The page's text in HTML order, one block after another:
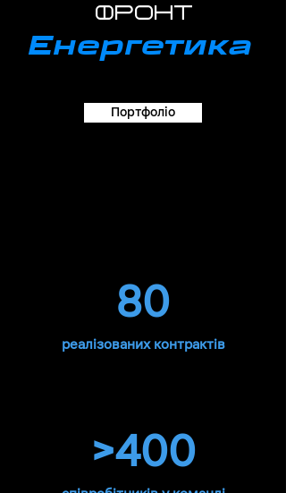
фронт
Енергетика
Портфоліо
80
реалізованих контрактів
>400